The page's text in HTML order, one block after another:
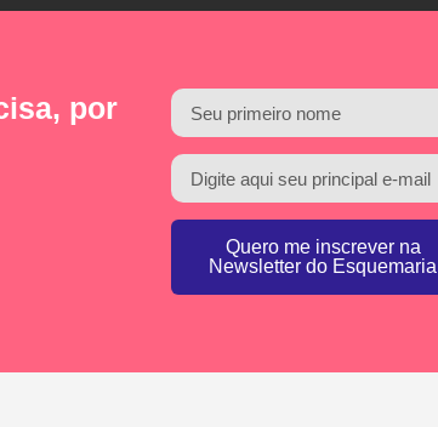
por
Quero me inscrever na
Newsletter do Esquemaria